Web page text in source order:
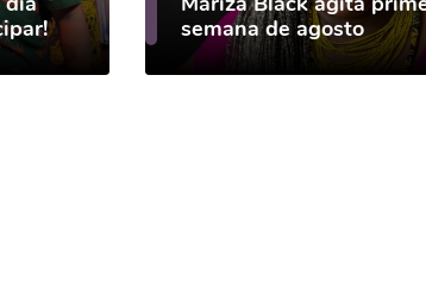
semana de agosto